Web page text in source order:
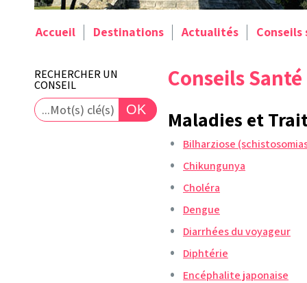
Accueil Destinations Actualités Conseils
RECHERCHER UN
CONSEIL Conseils Santé
Maladies et
Bilharziose
Chikungunya
Choléra
Dengue
Diarrhées du voyageur
Diphtérie
Encéphalite japonaise